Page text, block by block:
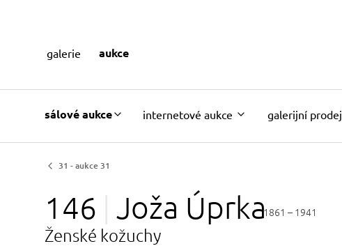
sálové aukce internetové aukce galerijní prodej
galerie aukce
31 - aukce 31
146 Joža Úprka1861 – 1941
Ženské kožuchy